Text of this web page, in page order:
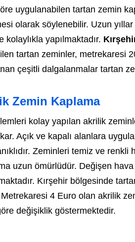
uygulanabilen tartan zemin
olarak söylenebilir. Uzun
yapılmaktadır.
tartan zeminler, metrekaresi
çeşitli dalgalanmalar tartan
Zemin Kaplama
kolay yapılan akrilik
Açık ve kapalı alanlara
Zeminleri temiz ve
uzun ömürlüdür. Değişen
Kırşehir bölgesinde
4 Euro olan akrilik
değişiklik göstermektedir.